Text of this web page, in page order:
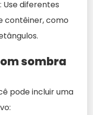
: Use diferentes
contêiner, como
sombra
pode incluir uma